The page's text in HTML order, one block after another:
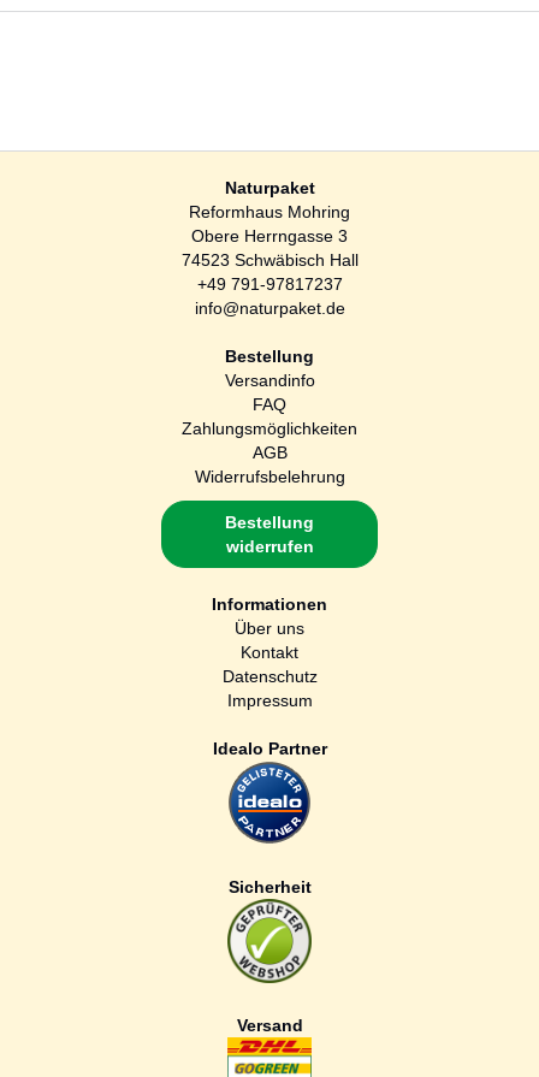
Naturpaket
Reformhaus Mohring
Obere Herrngasse 3
74523 Schwäbisch Hall
+49 791-97817237
info@naturpaket.de
Bestellung
Versandinfo
FAQ
Zahlungsmöglichkeiten
AGB
Widerrufsbelehrung
Bestellung
widerrufen
Informationen
Über uns
Kontakt
Datenschutz
Impressum
Idealo Partner
Sicherheit
Versand